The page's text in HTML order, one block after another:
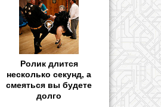
Ролик длится
несколько секунд, а
смеяться вы будете
долго